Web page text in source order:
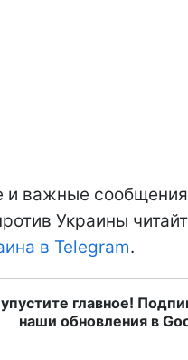
и важные
Украины
в Telegram.
главное!
наши обновления в